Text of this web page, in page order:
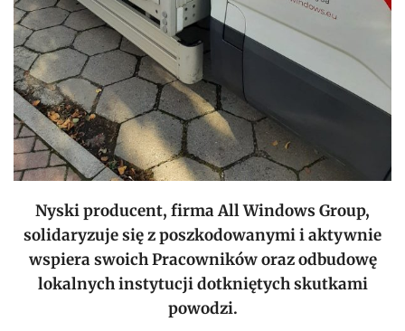
Nyski producent, firma All Windows Group,
solidaryzuje się z poszkodowanymi i aktywnie
wspiera swoich Pracowników oraz odbudowę
lokalnych instytucji dotkniętych skutkami
powodzi.